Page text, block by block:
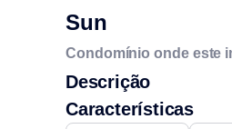
Sun
Condomínio onde este
Descrição
Características